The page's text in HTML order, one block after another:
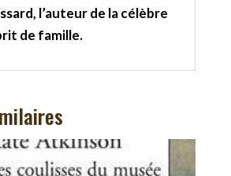
l’auteur de la célèbre
de famille.